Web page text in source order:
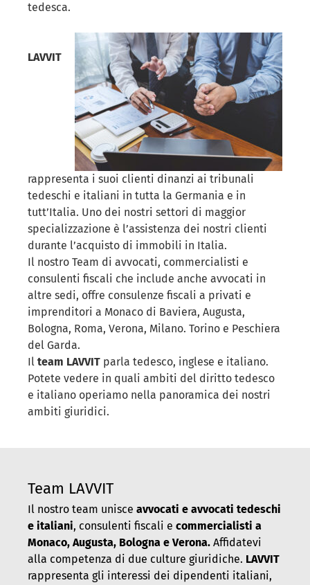
tedesca.
LAVVIT
rappresenta i suoi clienti dinanzi ai tribunali
tedeschi e italiani in tutta la Germania e in
tutt’Italia. Uno dei nostri settori di maggior
specializzazione è l’assistenza dei nostri clienti
durante l’acquisto di immobili in Italia.
Il nostro Team di avvocati, commercialisti e
consulenti fiscali che include anche avvocati in
altre sedi, offre consulenze fiscali a privati e
imprenditori a Monaco di Baviera, Augusta,
Bologna, Roma, Verona, Milano. Torino e Peschiera
del Garda.
Il team LAVVIT parla tedesco, inglese e italiano.
Potete vedere in quali ambiti del diritto tedesco
e italiano operiamo nella panoramica dei nostri
ambiti giuridici.
Team LAVVIT
Il nostro team unisce avvocati e avvocati tedeschi
e italiani, consulenti fiscali e commercialisti a
Monaco, Augusta, Bologna e Verona. Affidatevi
alla competenza di due culture giuridiche. LAVVIT
rappresenta gli interessi dei dipendenti italiani,